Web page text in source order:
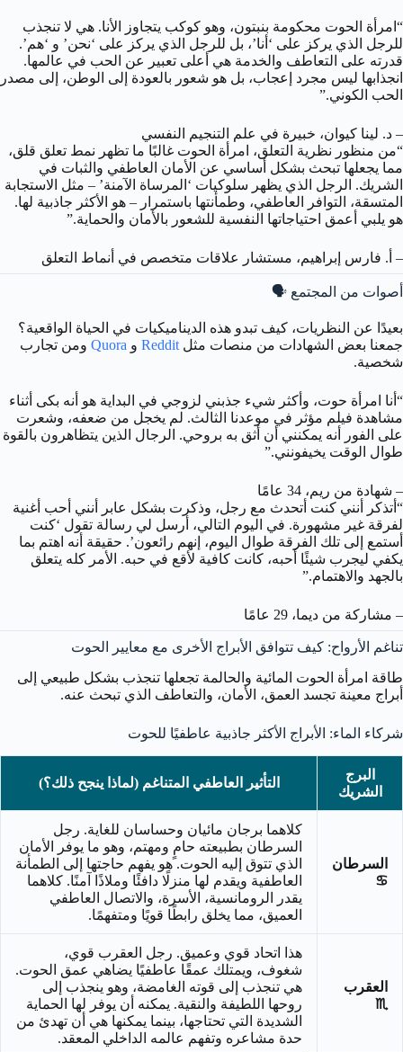
“امرأة الحوت محكومة بنبتون، وهو كوكب يتجاوز الأنا. هي لا تنجذب
للرجل الذي يركز على ‘أنا’، بل للرجل الذي يركز على ‘نحن’ و ‘هم’.
قدرته على التعاطف والخدمة هي أعلى تعبير عن الحب في عالمها.
انجذابها ليس مجرد إعجاب، بل هو شعور بالعودة إلى الوطن، إلى مصدر
الحب الكوني.”
– د. لينا كيوان، خبيرة في علم التنجيم النفسي
“من منظور نظرية التعلق، امرأة الحوت غالبًا ما تظهر نمط تعلق قلق،
مما يجعلها تبحث بشكل أساسي عن الأمان العاطفي والثبات في
الشريك. الرجل الذي يظهر سلوكيات ‘المرساة الآمنة’ – مثل الاستجابة
المتسقة، التوافر العاطفي، وطمأنتها باستمرار – هو الأكثر جاذبية لها.
هو يلبي أعمق احتياجاتها النفسية للشعور بالأمان والحماية.”
– أ. فارس إبراهيم، مستشار علاقات متخصص في أنماط التعلق
أصوات من المجتمع 🗣️
بعيدًا عن النظريات، كيف تبدو هذه الديناميكيات في الحياة الواقعية؟
جمعنا بعض الشهادات من منصات مثل Reddit و Quora ومن تجارب
شخصية.
“أنا امرأة حوت، وأكثر شيء جذبني لزوجي في البداية هو أنه بكى أثناء
مشاهدة فيلم مؤثر في موعدنا الثالث. لم يخجل من ضعفه، وشعرت
على الفور أنه يمكنني أن أثق به بروحي. الرجال الذين يتظاهرون بالقوة
طوال الوقت يخيفونني.”
– شهادة من ريم، 34 عامًا
“أتذكر أنني كنت أتحدث مع رجل، وذكرت بشكل عابر أنني أحب أغنية
لفرقة غير مشهورة. في اليوم التالي، أرسل لي رسالة تقول ‘كنت
أستمع إلى تلك الفرقة طوال اليوم، إنهم رائعون’. حقيقة أنه اهتم بما
يكفي ليجرب شيئًا أحبه، كانت كافية لأقع في حبه. الأمر كله يتعلق
بالجهد والاهتمام.”
– مشاركة من ديما، 29 عامًا
تناغم الأرواح: كيف تتوافق الأبراج الأخرى مع معايير الحوت
طاقة امرأة الحوت المائية والحالمة تجعلها تنجذب بشكل طبيعي إلى
أبراج معينة تجسد العمق، الأمان، والتعاطف الذي تبحث عنه.
شركاء الماء: الأبراج الأكثر جاذبية عاطفيًا للحوت
البرج
الشريك
التأثير العاطفي المتناغم (لماذا ينجح ذلك؟)
السرطان
♋
كلاهما برجان مائيان وحساسان للغاية. رجل
السرطان بطبيعته حامٍ ومهتم، وهو ما يوفر الأمان
الذي تتوق إليه الحوت. هو يفهم حاجتها إلى الطمأنة
العاطفية ويقدم لها منزلًا دافئًا وملاذًا آمنًا. كلاهما
يقدر الرومانسية، الأسرة، والاتصال العاطفي
العميق، مما يخلق رابطًا قويًا ومتفهمًا.
العقرب
♏
هذا اتحاد قوي وعميق. رجل العقرب قوي،
شغوف، ويمتلك عمقًا عاطفيًا يضاهي عمق الحوت.
هي تنجذب إلى قوته الغامضة، وهو ينجذب إلى
روحها اللطيفة والنقية. يمكنه أن يوفر لها الحماية
الشديدة التي تحتاجها، بينما يمكنها هي أن تهدئ من
حدة مشاعره وتفهم عالمه الداخلي المعقد.